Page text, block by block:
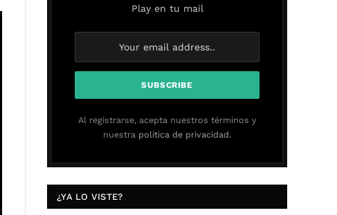
Play en tu mail
Al registrarse, acepta nuestros términos y
nuestra política de privacidad.
¿YA LO VISTE?